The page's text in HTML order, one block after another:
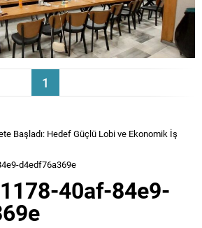
1
Başladı: Hedef Güçlü Lobi ve Ekonomik İş
d4edf76a369e
40af-84e9-